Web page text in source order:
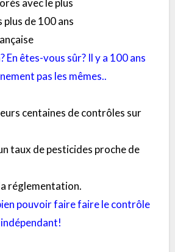
avec le plus
plus de 100 ans
En êtes-vous sûr? Il y a 100 ans
pas les mêmes..
centaines de contrôles sur
taux de pesticides proche de
réglementation.
pouvoir faire faire le contrôle